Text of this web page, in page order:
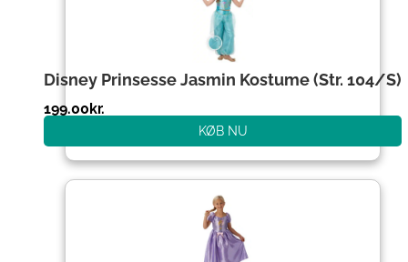
Disney Prinsesse Jasmin Kostume (Str. 104/S)
199.00kr.
KØB NU